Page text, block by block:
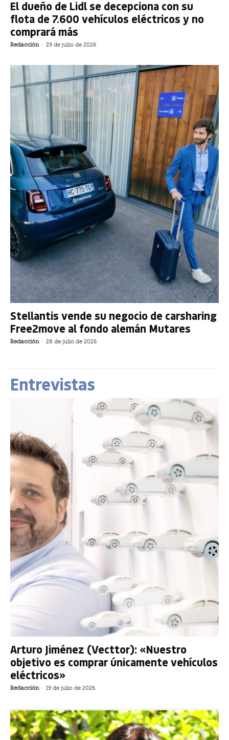
El dueño de Lidl se decepciona con su
flota de 7.600 vehículos eléctricos y no
comprará más
Redacción - 29 de julio de 2026
Stellantis vende su negocio de carsharing
Free2move al fondo alemán Mutares
Redacción - 28 de julio de 2026
Entrevistas
Arturo Jiménez (Vecttor): «Nuestro
objetivo es comprar únicamente vehículos
eléctricos»
Redacción - 19 de julio de 2026